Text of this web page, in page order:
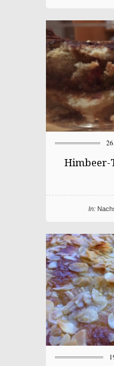
Himbeer-
In: